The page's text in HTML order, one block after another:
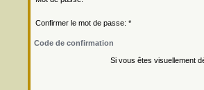
Confirmer le mot de passe: *
Code de confirmation
Si vous êtes visuellement